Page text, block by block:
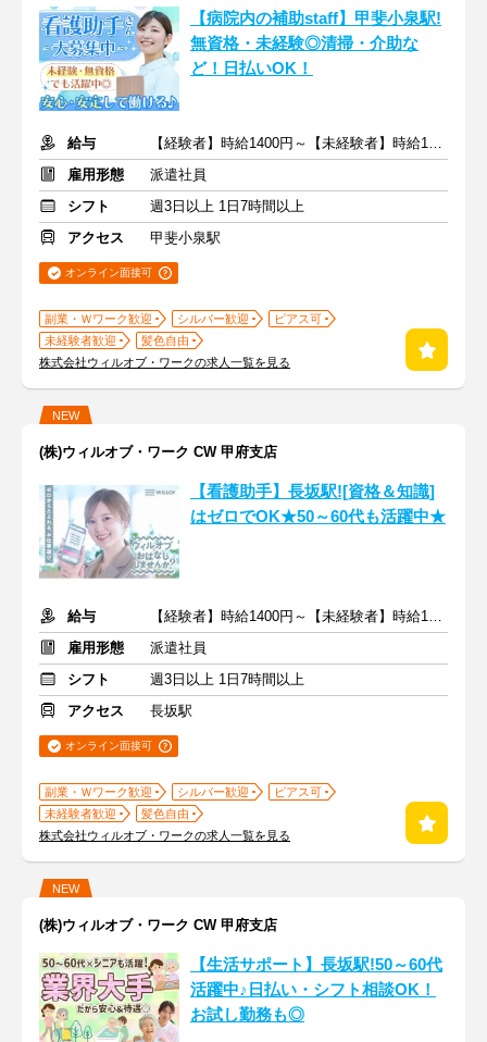
【病院内の補助staff】甲斐小泉駅!
無資格・未経験◎清掃・介助な
ど！日払いOK！
給与
【経験者】時給1400円～【未経験者】時給1300円～ ＋交通費
雇用形態
派遣社員
シフト
週3日以上 1日7時間以上
アクセス
甲斐小泉駅
オンライン面接可
副業・Ｗワーク歓迎 シルバー歓迎
ピアス可
未経験者歓迎
髪色自由
株式会社ウィルオブ・ワークの求人一覧を見る
NEW
(株)ウィルオブ・ワーク CW 甲府支店
【看護助手】長坂駅![資格＆知識]
はゼロでOK★50～60代も活躍中★
給与
【経験者】時給1400円～【未経験者】時給1300円～ ＋交通費
雇用形態
派遣社員
シフト
週3日以上 1日7時間以上
アクセス
長坂駅
オンライン面接可
副業・Ｗワーク歓迎 シルバー歓迎
ピアス可
未経験者歓迎
髪色自由
株式会社ウィルオブ・ワークの求人一覧を見る
NEW
(株)ウィルオブ・ワーク CW 甲府支店
【生活サポート】長坂駅!50～60代
活躍中♪日払い・シフト相談OK！
お試し勤務も◎